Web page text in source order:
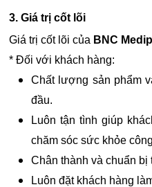
3. Giá trị cốt lõi
Giá trị cốt lõi của BNC
* Đối với khách hàng:
Chất lượng sản phẩm
đầu.
Luôn tận tình giúp
chăm sóc sức khỏe
Chân thành và chuẩn bị
Luôn đặt khách hàng